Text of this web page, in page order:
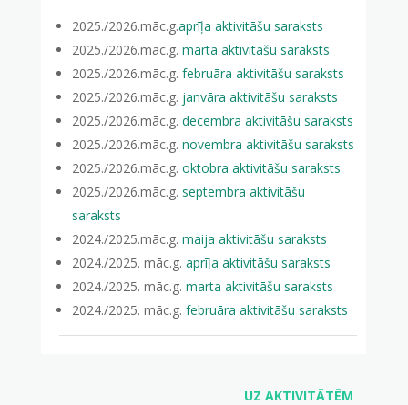
2025./2026.māc.g.aprīļa aktivitāšu saraksts
2025./2026.māc.g. marta aktivitāšu saraksts
2025./2026.māc.g. februāra aktivitāšu saraksts
2025./2026.māc.g. janvāra aktivitāšu saraksts
2025./2026.māc.g. decembra aktivitāšu saraksts
2025./2026.māc.g. novembra aktivitāšu saraksts
2025./2026.māc.g. oktobra aktivitāšu saraksts
2025./2026.māc.g. septembra aktivitāšu
saraksts
2024./2025.māc.g. maija aktivitāšu saraksts
2024./2025. māc.g. aprīļa aktivitāšu saraksts
2024./2025. māc.g. marta aktivitāšu saraksts
2024./2025. māc.g. februāra aktivitāšu saraksts
UZ AKTIVITĀTĒM